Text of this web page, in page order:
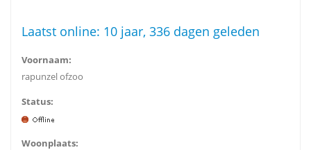
Laatst online: 10 jaar, 336 dagen geleden
Voornaam:
rapunzel ofzoo
Status:
Woonplaats: